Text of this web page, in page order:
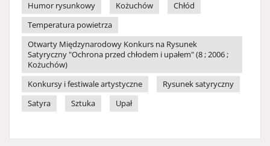
Humor rysunkowy
Kożuchów
Chłód
Temperatura powietrza
Otwarty Międzynarodowy Konkurs na Rysunek
Satyryczny "Ochrona przed chłodem i upałem" (8 ; 2006 ;
Kożuchów)
Konkursy i festiwale artystyczne
Rysunek satyryczny
Satyra
Sztuka Upał